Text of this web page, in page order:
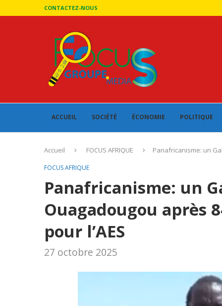
CONTACTEZ-NOUS
ACCUEIL SOCIÉTÉ ÉCONOMIE POLITIQUE
Accueil FOCUS AFRIQUE Panafricanisme: un
FOCUS AFRIQUE
Panafricanisme: un
Ouagadougou après
pour l’AES
27 octobre 2025